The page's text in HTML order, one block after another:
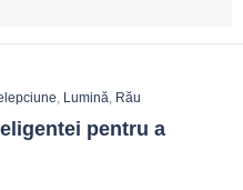
, Lumină, Rău
pentru a